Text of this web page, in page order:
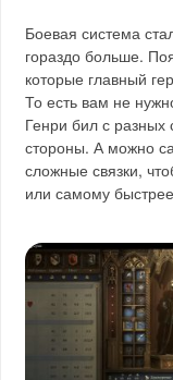
Боевая система
гораздо больше.
которые главный
То есть вам не
Генри бил с разных
стороны. А можно
сложные связки,
или самому